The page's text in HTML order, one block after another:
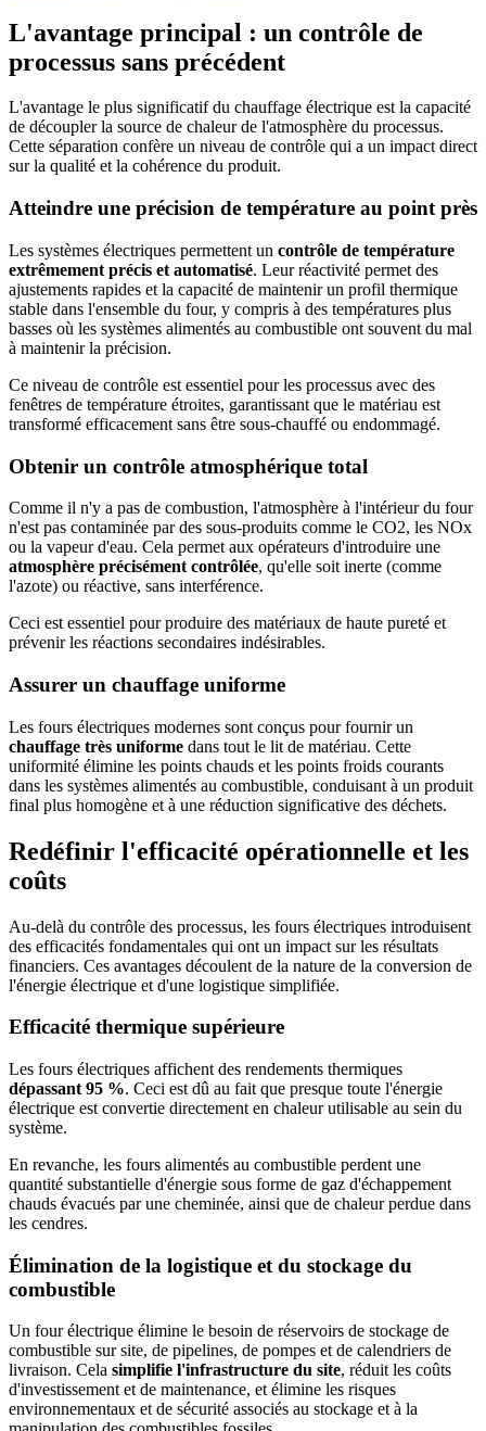
L'avantage principal : un contrôle de
processus sans précédent
L'avantage le plus significatif du chauffage électrique est la capacité
de découpler la source de chaleur de l'atmosphère du processus.
Cette séparation confère un niveau de contrôle qui a un impact direct
sur la qualité et la cohérence du produit.
Atteindre une précision de température au point près
Les systèmes électriques permettent un contrôle de température
extrêmement précis et automatisé. Leur réactivité permet des
ajustements rapides et la capacité de maintenir un profil thermique
stable dans l'ensemble du four, y compris à des températures plus
basses où les systèmes alimentés au combustible ont souvent du mal
à maintenir la précision.
Ce niveau de contrôle est essentiel pour les processus avec des
fenêtres de température étroites, garantissant que le matériau est
transformé efficacement sans être sous-chauffé ou endommagé.
Obtenir un contrôle atmosphérique total
Comme il n'y a pas de combustion, l'atmosphère à l'intérieur du four
n'est pas contaminée par des sous-produits comme le CO2, les NOx
ou la vapeur d'eau. Cela permet aux opérateurs d'introduire une
atmosphère précisément contrôlée, qu'elle soit inerte (comme
l'azote) ou réactive, sans interférence.
Ceci est essentiel pour produire des matériaux de haute pureté et
prévenir les réactions secondaires indésirables.
Assurer un chauffage uniforme
Les fours électriques modernes sont conçus pour fournir un
chauffage très uniforme dans tout le lit de matériau. Cette
uniformité élimine les points chauds et les points froids courants
dans les systèmes alimentés au combustible, conduisant à un produit
final plus homogène et à une réduction significative des déchets.
Redéfinir l'efficacité opérationnelle et les
coûts
Au-delà du contrôle des processus, les fours électriques introduisent
des efficacités fondamentales qui ont un impact sur les résultats
financiers. Ces avantages découlent de la nature de la conversion de
l'énergie électrique et d'une logistique simplifiée.
Efficacité thermique supérieure
Les fours électriques affichent des rendements thermiques
dépassant 95 %. Ceci est dû au fait que presque toute l'énergie
électrique est convertie directement en chaleur utilisable au sein du
système.
En revanche, les fours alimentés au combustible perdent une
quantité substantielle d'énergie sous forme de gaz d'échappement
chauds évacués par une cheminée, ainsi que de chaleur perdue dans
les cendres.
Élimination de la logistique et du stockage du
combustible
Un four électrique élimine le besoin de réservoirs de stockage de
combustible sur site, de pipelines, de pompes et de calendriers de
livraison. Cela simplifie l'infrastructure du site, réduit les coûts
d'investissement et de maintenance, et élimine les risques
environnementaux et de sécurité associés au stockage et à la